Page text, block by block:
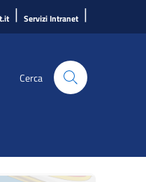
| Servizi Intranet |
Cerca